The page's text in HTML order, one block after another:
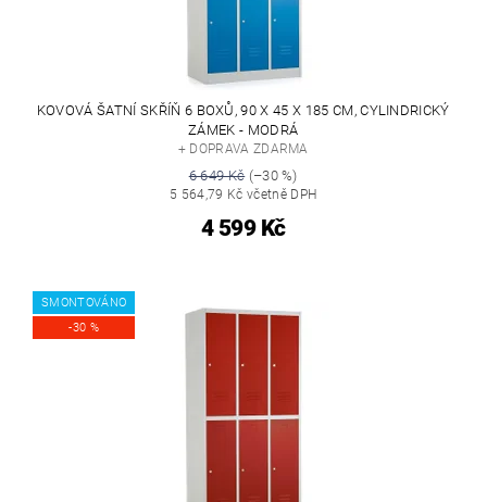
KOVOVÁ ŠATNÍ SKŘÍŇ 6 BOXŮ, 90 X 45 X 185 CM, CYLINDRICKÝ
ZÁMEK - MODRÁ
+ DOPRAVA ZDARMA
6 649 Kč(–30 %)
5 564,79 Kč včetně DPH
4 599 Kč
SMONTOVÁNO
-30 %